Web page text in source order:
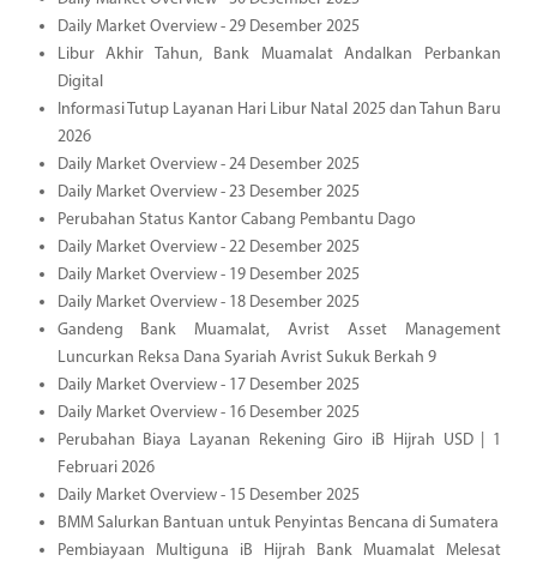
Daily Market Overview - 29 Desember 2025
Libur Akhir Tahun, Bank Muamalat Andalkan Perbankan
Digital
Informasi Tutup Layanan Hari Libur Natal 2025 dan Tahun Baru
2026
Daily Market Overview - 24 Desember 2025
Daily Market Overview - 23 Desember 2025
Perubahan Status Kantor Cabang Pembantu Dago
Daily Market Overview - 22 Desember 2025
Daily Market Overview - 19 Desember 2025
Daily Market Overview - 18 Desember 2025
Gandeng Bank Muamalat, Avrist Asset Management
Luncurkan Reksa Dana Syariah Avrist Sukuk Berkah 9
Daily Market Overview - 17 Desember 2025
Daily Market Overview - 16 Desember 2025
Perubahan Biaya Layanan Rekening Giro iB Hijrah USD | 1
Februari 2026
Daily Market Overview - 15 Desember 2025
BMM Salurkan Bantuan untuk Penyintas Bencana di Sumatera
Pembiayaan Multiguna iB Hijrah Bank Muamalat Melesat